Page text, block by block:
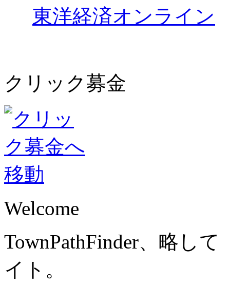
東洋経済オンライン
クリック募金
Welcome
TownPathFinder、略し
イト。